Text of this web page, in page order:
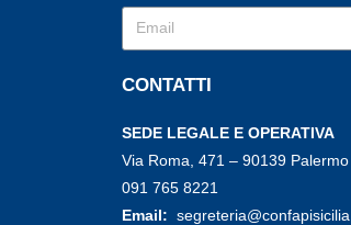
CONTATTI
SEDE LEGALE E OPERATIVA
Via Roma, 471 – 90139 Palermo
091 765 8221
Email: